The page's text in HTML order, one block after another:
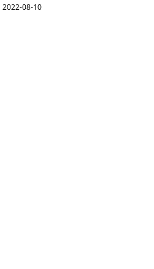
2022-08-10